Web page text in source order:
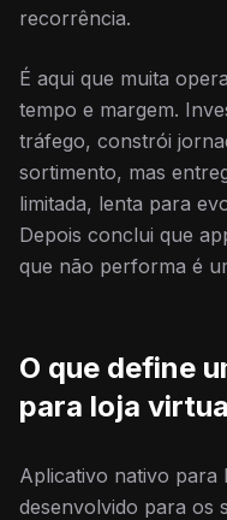
recorrência.
É aqui que muita
tempo e margem.
tráfego, constrói
sortimento, mas
limitada, lenta para
Depois conclui que
que não performa é
O que define
para loja
Aplicativo nativo para
desenvolvido para os